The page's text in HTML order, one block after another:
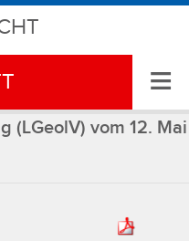
≡
(LGeolV) vom 12. Mai